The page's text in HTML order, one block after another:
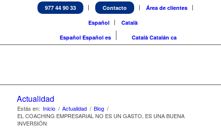
977 44 90 33 Contacto
Área de clientes
Español
Català
Español Español es Català Catalán ca
Actualidad
Estás en: Inicio / Actualidad / Blog /
EL COACHING EMPRESARIAL NO ES UN GASTO, ES UNA BUENA
INVERSIÓN